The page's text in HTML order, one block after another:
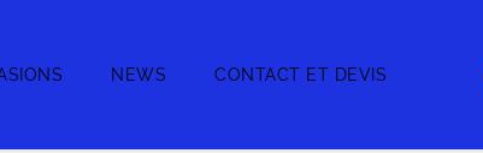
NEWS CONTACT ET DEVIS